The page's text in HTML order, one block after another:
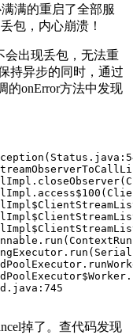
满的重启了全部服
包，内心崩溃！
会出现丢包，无法重
持异步的同时，通过
的onError方法中发现
100
745
掉了。查代码发现